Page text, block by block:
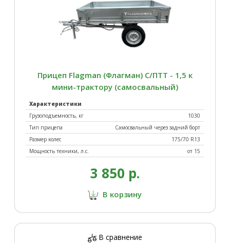
Прицеп Flagman (Флагман) C/ПТТ - 1,5 к
мини-трактору (самосвальный)
Характеристики
Грузоподъемность, кг
1030
Тип прицепа
Самосвальный через задний борт
Размер колес
175/70 R13
Мощность техники, л.с.
от 15
3 850 р.
В корзину
В сравнение